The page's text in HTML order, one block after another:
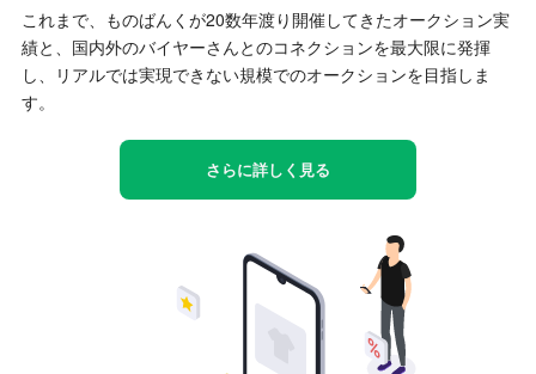
これまで、ものばんくが20数年渡り開催してきたオークション実
績と、国内外のバイヤーさんとのコネクションを最大限に発揮
し、リアルでは実現できない規模でのオークションを目指しま
す。
さらに詳しく見る